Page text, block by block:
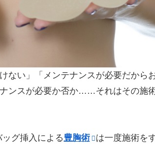
い」「メンテナンスが必要だから
ンスが必要か否か……それはその施
ッグ挿入による豊胸術
は一度施術を